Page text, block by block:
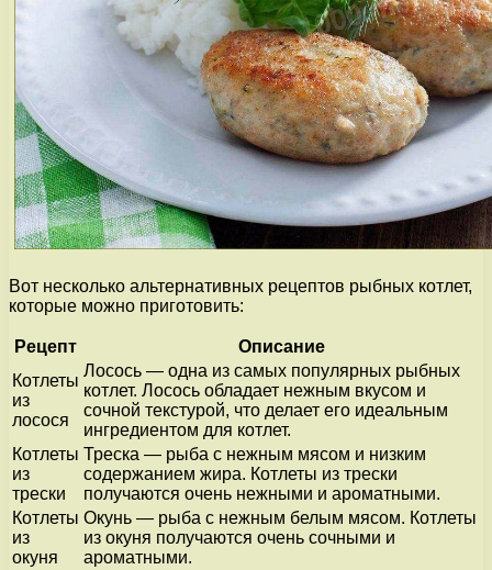
Вот несколько альтернативных рецептов рыбных котлет,
которые можно приготовить:
Рецепт
Описание
Котлеты
из
лосося
Лосось — одна из самых популярных рыбных
котлет. Лосось обладает нежным вкусом и
сочной текстурой, что делает его идеальным
ингредиентом для котлет.
Котлеты
из
трески
Треска — рыба с нежным мясом и низким
содержанием жира. Котлеты из трески
получаются очень нежными и ароматными.
Котлеты
из
окуня
Окунь — рыба с нежным белым мясом. Котлеты
из окуня получаются очень сочными и
ароматными.